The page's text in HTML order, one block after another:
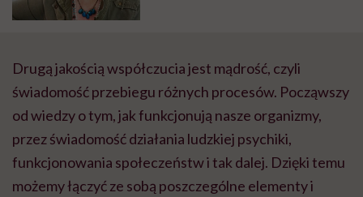
Drugą jakością współczucia jest mądrość, czyli
świadomość przebiegu różnych procesów. Począwszy
od wiedzy o tym, jak funkcjonują nasze organizmy,
przez świadomość działania ludzkiej psychiki,
funkcjonowania społeczeństw i tak dalej. Dzięki temu
możemy łączyć ze sobą poszczególne elementy i